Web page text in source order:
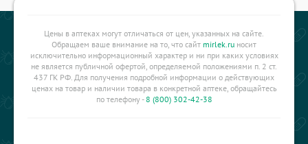
Цены в аптеках могут отличаться от цен, указанных на сайте.
Обращаем ваше внимание на то, что сайт mirlek.ru носит
исключительно информационный характер и ни при каких условиях
не является публичной офертой, определяемой положениями п. 2 ст.
437 ГК РФ. Для получения подробной информации о действующих
ценах на товар и наличии товара в конкретной аптеке, обращайтесь
по телефону -8 (800) 302-42-38